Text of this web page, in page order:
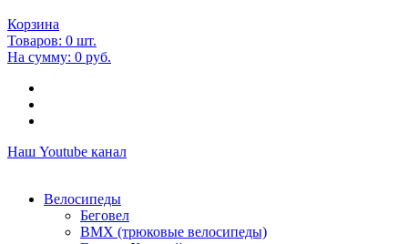
Корзина
Товаров: 0 шт.
На сумму: 0 руб.
Наш Youtube канал
Велосипеды
Беговел
ВМХ (трюковые велосипеды)